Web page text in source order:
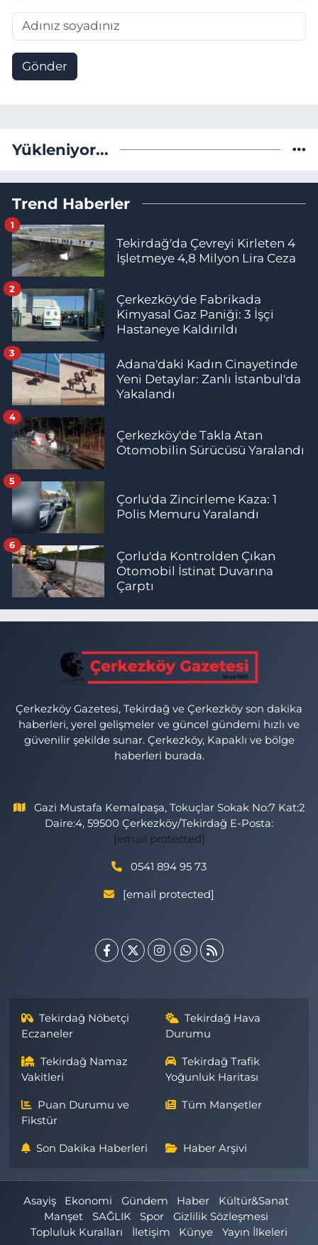
Gönder
Yükleniyor...
Trend Haberler
Tekirdağ'da Çevreyi Kirleten 4
İşletmeye 4,8 Milyon Lira Ceza
1
Çerkezköy'de Fabrikada
Kimyasal Gaz Paniği: 3 İşçi
Hastaneye Kaldırıldı
2
Adana'daki Kadın Cinayetinde
Yeni Detaylar: Zanlı İstanbul'da
Yakalandı
3
Çerkezköy'de Takla Atan
Otomobilin Sürücüsü Yaralandı
4
Çorlu'da Zincirleme Kaza: 1
Polis Memuru Yaralandı
5
Çorlu'da Kontrolden Çıkan
Otomobil İstinat Duvarına
Çarptı
6
Çerkezköy Gazetesi, Tekirdağ ve Çerkezköy son dakika
haberleri, yerel gelişmeler ve güncel gündemi hızlı ve
güvenilir şekilde sunar. Çerkezköy, Kapaklı ve bölge
haberleri burada.
Gazi Mustafa Kemalpaşa, Tokuçlar Sokak No:7 Kat:2
Daire:4, 59500 Çerkezköy/Tekirdağ E-Posta:
[email protected]
0541 894 95 73
[email protected]
Tekirdağ Nöbetçi
Eczaneler
Tekirdağ Hava
Durumu
Tekirdağ Namaz
Vakitleri
Tekirdağ Trafik
Yoğunluk Haritası
Puan Durumu ve
Fikstür
Tüm Manşetler
Son Dakika Haberleri Haber Arşivi
Asayiş Ekonomi Gündem Haber
Kültür&Sanat
Manşet
SAĞLIK Spor
Gizlilik Sözleşmesi
Topluluk Kuralları
İletişim Künye Yayın İlkeleri